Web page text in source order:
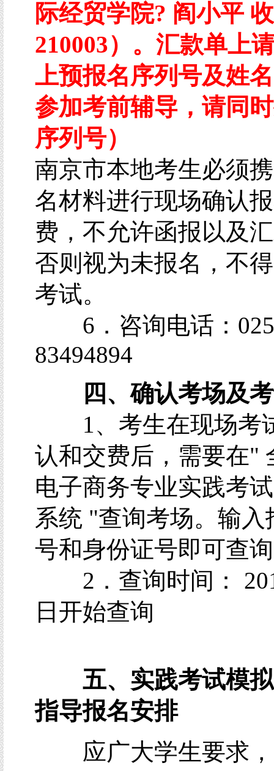
际经贸学院? 阎小平
210003）。汇款单上
上预报名序列号及姓
参加考前辅导，请同
序列号）
南京市本地考生必须
名材料进行现场确认
费，不允许函报以及
否则视为未报名，不
考试。
6．咨询电话：
83494894
四、确认考场及考
1、考生在现场考
认和交费后，需要在"
电子商务专业实践考
系统 "查询考场。输入
号和身份证号即可查
2．查询时间：
日开始查询
五、 实践考试模
指导报名安排
应广大学生要求，